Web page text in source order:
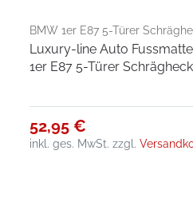
BMW 1er E87 5-Türer
Luxury-line Auto
1er E87 5-Türer
52,95 €
inkl. ges. MwSt. zzgl.